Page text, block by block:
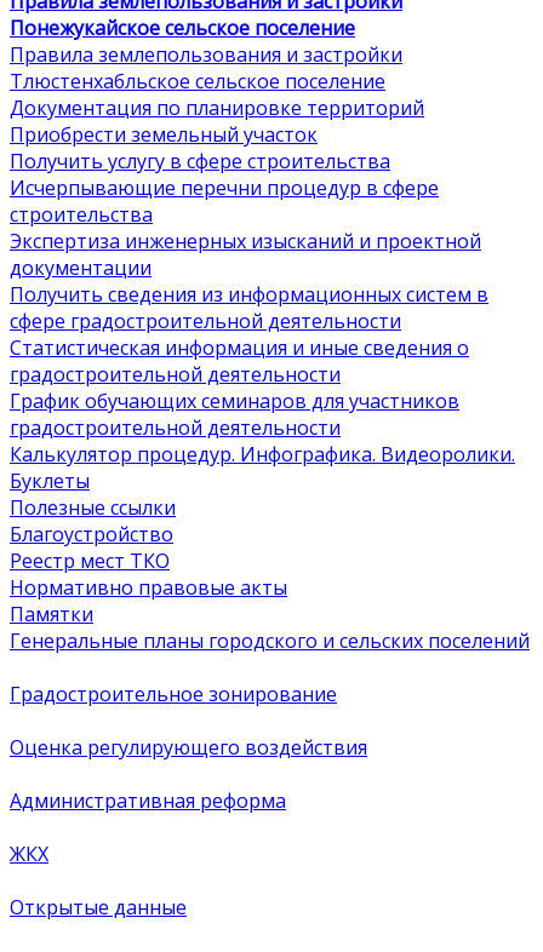
Понежукайское сельское поселение
Правила землепользования и застройки
Тлюстенхабльское сельское поселение
Документация по планировке территорий
Приобрести земельный участок
Получить услугу в сфере строительства
Исчерпывающие перечни процедур в сфере
строительства
Экспертиза инженерных изысканий и проектной
документации
Получить сведения из информационных систем в
сфере градостроительной деятельности
Статистическая информация и иные сведения о
градостроительной деятельности
График обучающих семинаров для участников
градостроительной деятельности
Калькулятор процедур. Инфографика. Видеоролики.
Буклеты
Полезные ссылки
Благоустройство
Реестр мест ТКО
Нормативно правовые акты
Памятки
Генеральные планы городского и сельских поселений
Градостроительное зонирование
Оценка регулирующего воздействия
Административная реформа
ЖКХ
Открытые данные